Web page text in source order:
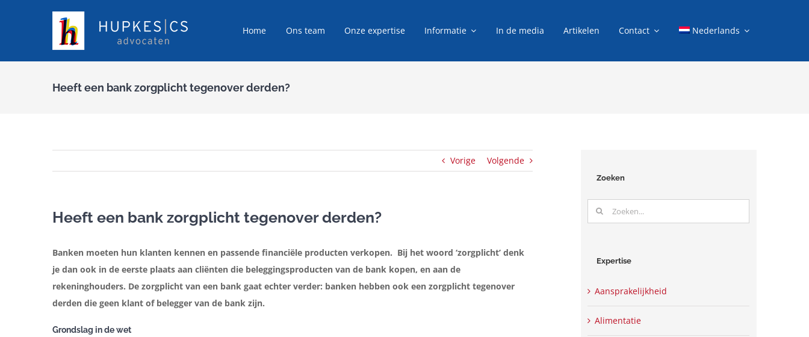
Home Ons team Onze expertise Informatie In de media Artikelen Contact Nederlands
Heeft een bank zorgplicht tegenover derden?
Vorige Volgende
Heeft een bank zorgplicht tegenover derden?
Banken moeten hun klanten kennen en passende financiële producten verkopen. Bij het woord ‘zorgplicht’ denk
je dan ook in de eerste plaats aan cliënten die beleggingsproducten van de bank kopen, en aan de
rekeninghouders. De zorgplicht van een bank gaat echter verder: banken hebben ook een zorgplicht tegenover
derden die geen klant of belegger van de bank zijn.
Grondslag in de wet
Zoeken
Zoeken
naar:
Expertise
Aansprakelijkheid
Alimentatie